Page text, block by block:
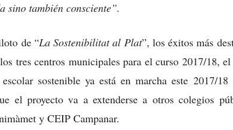
sino también consciente”.
de “La Sostenibilitat al Plat”, los éxitos más
tres centros municipales para el curso 2017/18,
sostenible ya está en marcha este 2017/
el proyecto va a extenderse a otros colegios
y CEIP Campanar.